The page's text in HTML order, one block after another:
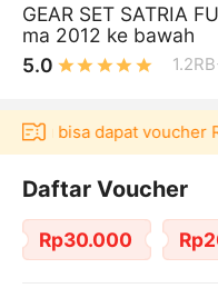
GEAR SET SATRIA
ma 2012 ke bawah
5.0
bisa dapat voucher
Daftar Voucher
Rp30.000